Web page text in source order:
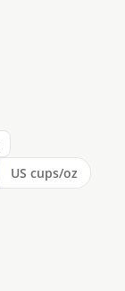
US cups/oz